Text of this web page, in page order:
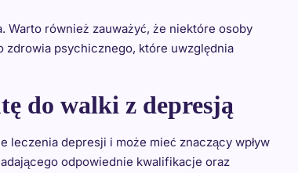
Warto również zauważyć, że niektóre osoby
zdrowia psychicznego, które uwzględnia
do walki z depresją
depresji i może mieć znaczący wpływ
odpowiednie kwalifikacje oraz